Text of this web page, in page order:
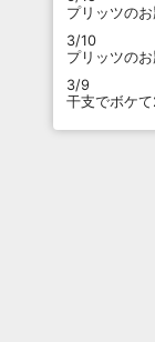
プリッツの
3/10
プリッツの
3/9
干支でボケ